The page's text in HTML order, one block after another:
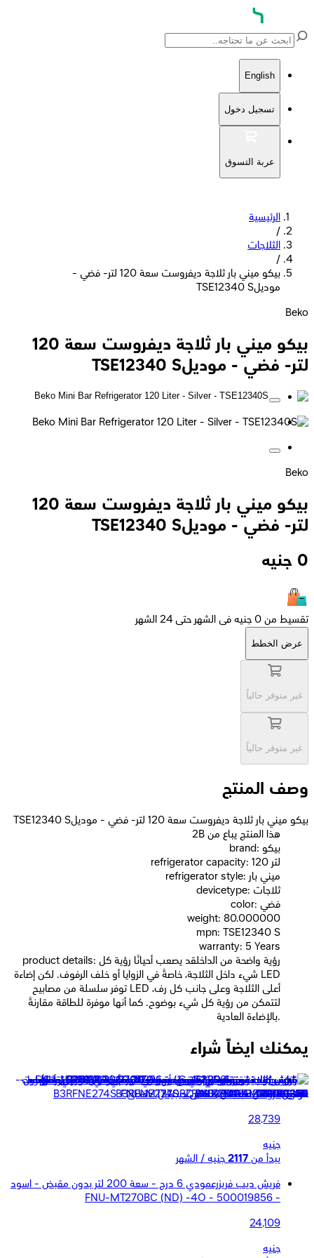
English
تسجيل دخول
عربة التسوق
الرئيسية
/
الثلاجات
/
بيكو ميني بار ثلاجة ديفروست سعة 120 لتر- فضي -
موديلTSE12340 S
Beko
بيكو ميني بار ثلاجة ديفروست سعة 120
لتر- فضي - موديلTSE12340 S
Beko
بيكو ميني بار ثلاجة ديفروست سعة 120
لتر- فضي - موديلTSE12340 S
0 جنيه
تقسيط من 0 جنيه فى الشهر حتى 24 الشهر
عرض الخطط
غير متوفر حالياً
غير متوفر حالياً
وصف المنتج
بيكو ميني بار ثلاجة ديفروست سعة 120 لتر- فضي - موديلTSE12340 S
2B هذا المنتج يباع من
brand: بيكو
refrigerator capacity: 120 لتر
refrigerator style: ميني بار
devicetype: ثلاجات
color: فضي
weight: 80.000000
mpn: TSE12340 S
warranty: 5 Years
product details: رؤية واضحة من الداخلقد يصعب أحيانًا رؤية كل
شيء داخل الثلاجة، خاصةً في الزوايا أو خلف الرفوف. لكن إضاءة LED
توفر سلسلة من مصابيح LED أعلى الثلاجة وعلى جانب كل رف،
لتتمكن من رؤية كل شيء بوضوح. كما أنها موفرة للطاقة مقارنةً
بالإضاءة العادية.
يمكنك ايضاً شراء
بيكو ديب فريزر عمودي 6 درج سعة 270 صافي 220 لتر - نو
فروست شاشة باللمس ديجيتال - فضى - B3RFNE274S
28,739
جنيه
يبدأ من 2117 جنيه / الشهر
فريش ديب فريزرعمودي 6 درج - سعة 200 لتر بدون مقبض - اسود
- FNU-MT270BC (ND) -4O - 500019856
24,109
جنيه